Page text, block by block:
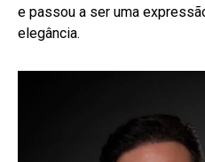
e passou a ser uma
elegância.